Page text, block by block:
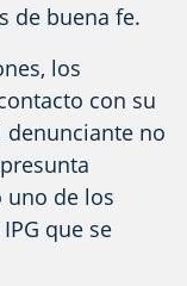
de buena fe.
los
con su
denunciante no
uno de los
que se